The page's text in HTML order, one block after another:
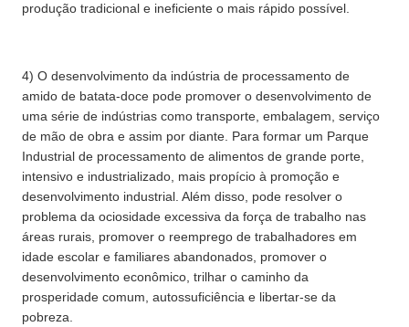
produção tradicional e ineficiente o mais rápido possível.
4) O desenvolvimento da indústria de processamento de
amido de batata-doce pode promover o desenvolvimento de
uma série de indústrias como transporte, embalagem, serviço
de mão de obra e assim por diante. Para formar um Parque
Industrial de processamento de alimentos de grande porte,
intensivo e industrializado, mais propício à promoção e
desenvolvimento industrial. Além disso, pode resolver o
problema da ociosidade excessiva da força de trabalho nas
áreas rurais, promover o reemprego de trabalhadores em
idade escolar e familiares abandonados, promover o
desenvolvimento econômico, trilhar o caminho da
prosperidade comum, autossuficiência e libertar-se da
pobreza.